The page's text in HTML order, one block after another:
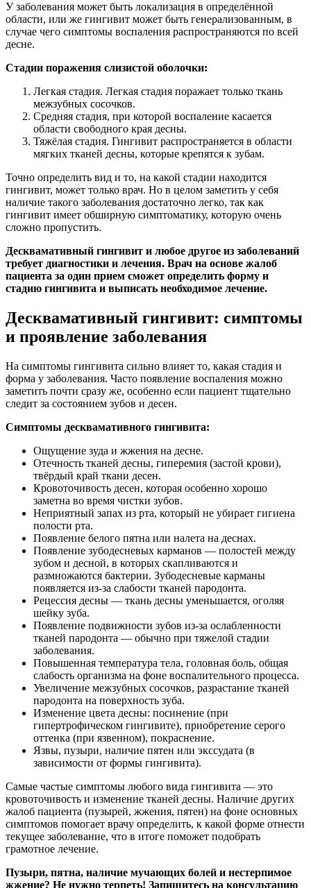
У заболевания может быть локализация в определённой
области, или же гингивит может быть генерализованным, в
случае чего симптомы воспаления распространяются по всей
десне.
Стадии поражения слизистой оболочки:
Легкая стадия. Легкая стадия поражает только ткань
межзубных сосочков.
Средняя стадия, при которой воспаление касается
области свободного края десны.
Тяжёлая стадия. Гингивит распространяется в области
мягких тканей десны, которые крепятся к зубам.
Точно определить вид и то, на какой стадии находится
гингивит, может только врач. Но в целом заметить у себя
наличие такого заболевания достаточно легко, так как
гингивит имеет обширную симптоматику, которую очень
сложно пропустить.
Десквамативный гингивит и любое другое из заболеваний
требует диагностики и лечения. Врач на основе жалоб
пациента за один прием сможет определить форму и
стадию гингивита и выписать необходимое лечение.
Десквамативный гингивит: симптомы
и проявление заболевания
На симптомы гингивита сильно влияет то, какая стадия и
форма у заболевания. Часто появление воспаления можно
заметить почти сразу же, особенно если пациент тщательно
следит за состоянием зубов и десен.
Симптомы десквамативного гингивита:
Ощущение зуда и жжения на десне.
Отечность тканей десны, гиперемия (застой крови),
твёрдый край ткани десен.
Кровоточивость десен, которая особенно хорошо
заметна во время чистки зубов.
Неприятный запах из рта, который не убирает гигиена
полости рта.
Появление белого пятна или налета на деснах.
Появление зубодесневых карманов — полостей между
зубом и десной, в которых скапливаются и
размножаются бактерии. Зубодесневые карманы
появляется из-за слабости тканей пародонта.
Рецессия десны — ткань десны уменьшается, оголяя
шейку зуба.
Появление подвижности зубов из-за ослабленности
тканей пародонта — обычно при тяжелой стадии
заболевания.
Повышенная температура тела, головная боль, общая
слабость организма на фоне воспалительного процесса.
Увеличение межзубных сосочков, разрастание тканей
пародонта на поверхность зуба.
Изменение цвета десны: посинение (при
гипертрофическом гингивите), приобретение серого
оттенка (при язвенном), покраснение.
Язвы, пузыри, наличие пятен или экссудата (в
зависимости от формы гингивита).
Самые частые симптомы любого вида гингивита — это
кровоточивость и изменение тканей десны. Наличие других
жалоб пациента (пузырей, жжения, пятен) на фоне основных
симптомов помогает врачу определить, к какой форме отнести
текущее заболевание, что в итоге поможет подобрать
грамотное лечение.
Пузыри, пятна, наличие мучающих болей и нестерпимое
жжение? Не нужно терпеть! Запишитесь на консультацию